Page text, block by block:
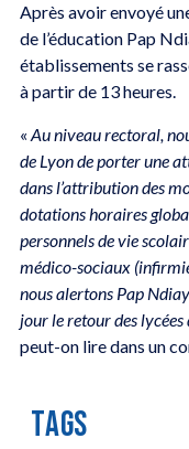
Après avoir envoyé
de l’éducation Pap
établissements se
à partir de 13 heures.
« Au niveau rectoral,
de Lyon de porter une
dans l’attribution des
dotations horaires
personnels de vie
médico-sociaux
nous alertons Pap
jour le retour des
peut-on lire dans un
TAGS